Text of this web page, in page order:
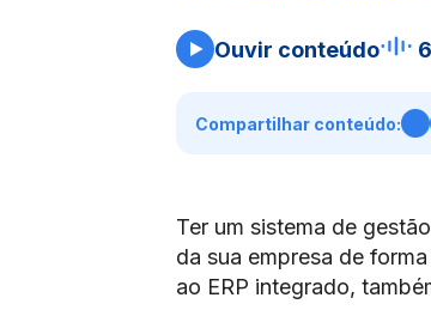
Ouvir conteúdo
Compartilhar conteúdo:
Ter um sistema de
da sua empresa de
ao ERP integrado,